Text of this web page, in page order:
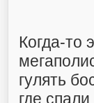
Когда-то
гулять
где